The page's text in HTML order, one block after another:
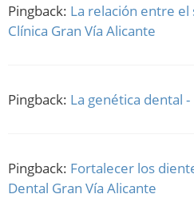
Pingback: La relación entre el
Clínica Gran Vía Alicante
Pingback: La genética dental
Pingback: Fortalecer los
Dental Gran Vía Alicante